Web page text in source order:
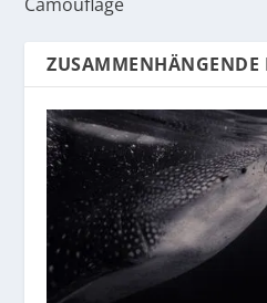
ZUSAMMENHÄNGENDE